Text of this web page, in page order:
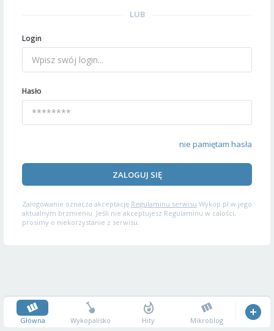
LUB
Login
Hasło
nie pamiętam hasła
ZALOGUJ SIĘ
Zalogowanie oznacza akceptację Regulaminu serwisu Wykop.pl w jego
aktualnym brzmieniu. Jeśli nie akceptujesz Regulaminu w całości,
prosimy o niekorzystanie z serwisu.
Główna Wykopalisko Hity Mikroblog